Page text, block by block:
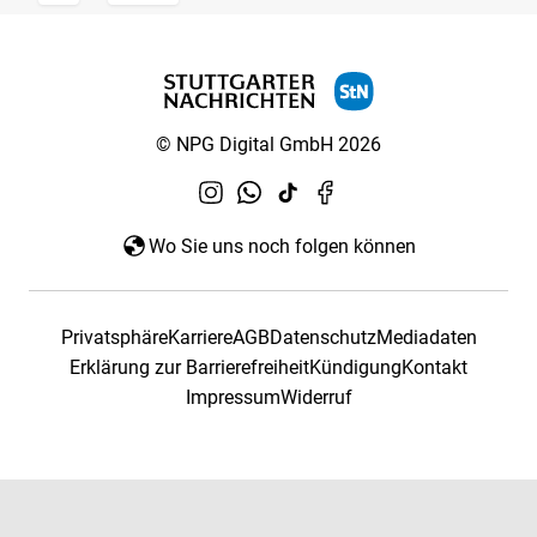
© NPG Digital GmbH 2026
Wo Sie uns noch folgen können
PrivatsphäreKarriereAGBDatenschutzMediadaten
Erklärung zur BarrierefreiheitKündigungKontakt
ImpressumWiderruf